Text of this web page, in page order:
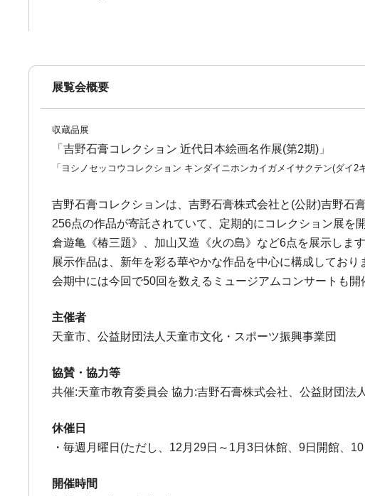
展覧会概要
収蔵品展
「吉野石膏コレクション 近代日本絵画名作展(第2期)」
「ヨシノセッコウコレクション キンダイニホンカイガメイサクテン(ダイ2キ
吉野石膏コレクションは、吉野石膏株式会社と(公財)吉野石
256点の作品が寄託されていて、定期的にコレクション展
倉遊亀《椿三題》、加山又造《火の島》など6点を展示します
展示作品は、新年を彩る華やかな作品を中心に構成しており
会期中には今回で50回を数えるミュージアムコンサートも
主催者
天童市、公益財団法人天童市文化・スポーツ振興事業団
協賛・協力等
共催:天童市教育委員会 協力:吉野石膏株式会社、公益財団法
休催日
・毎週月曜日(ただし、12月29日～1月3日休館、9日開館、
開催時間